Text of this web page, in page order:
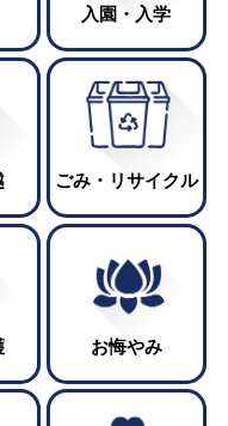
る指名競争入札
報告書の公開に
受付について
入園・入学
ごみ・リサイクル
お悔やみ